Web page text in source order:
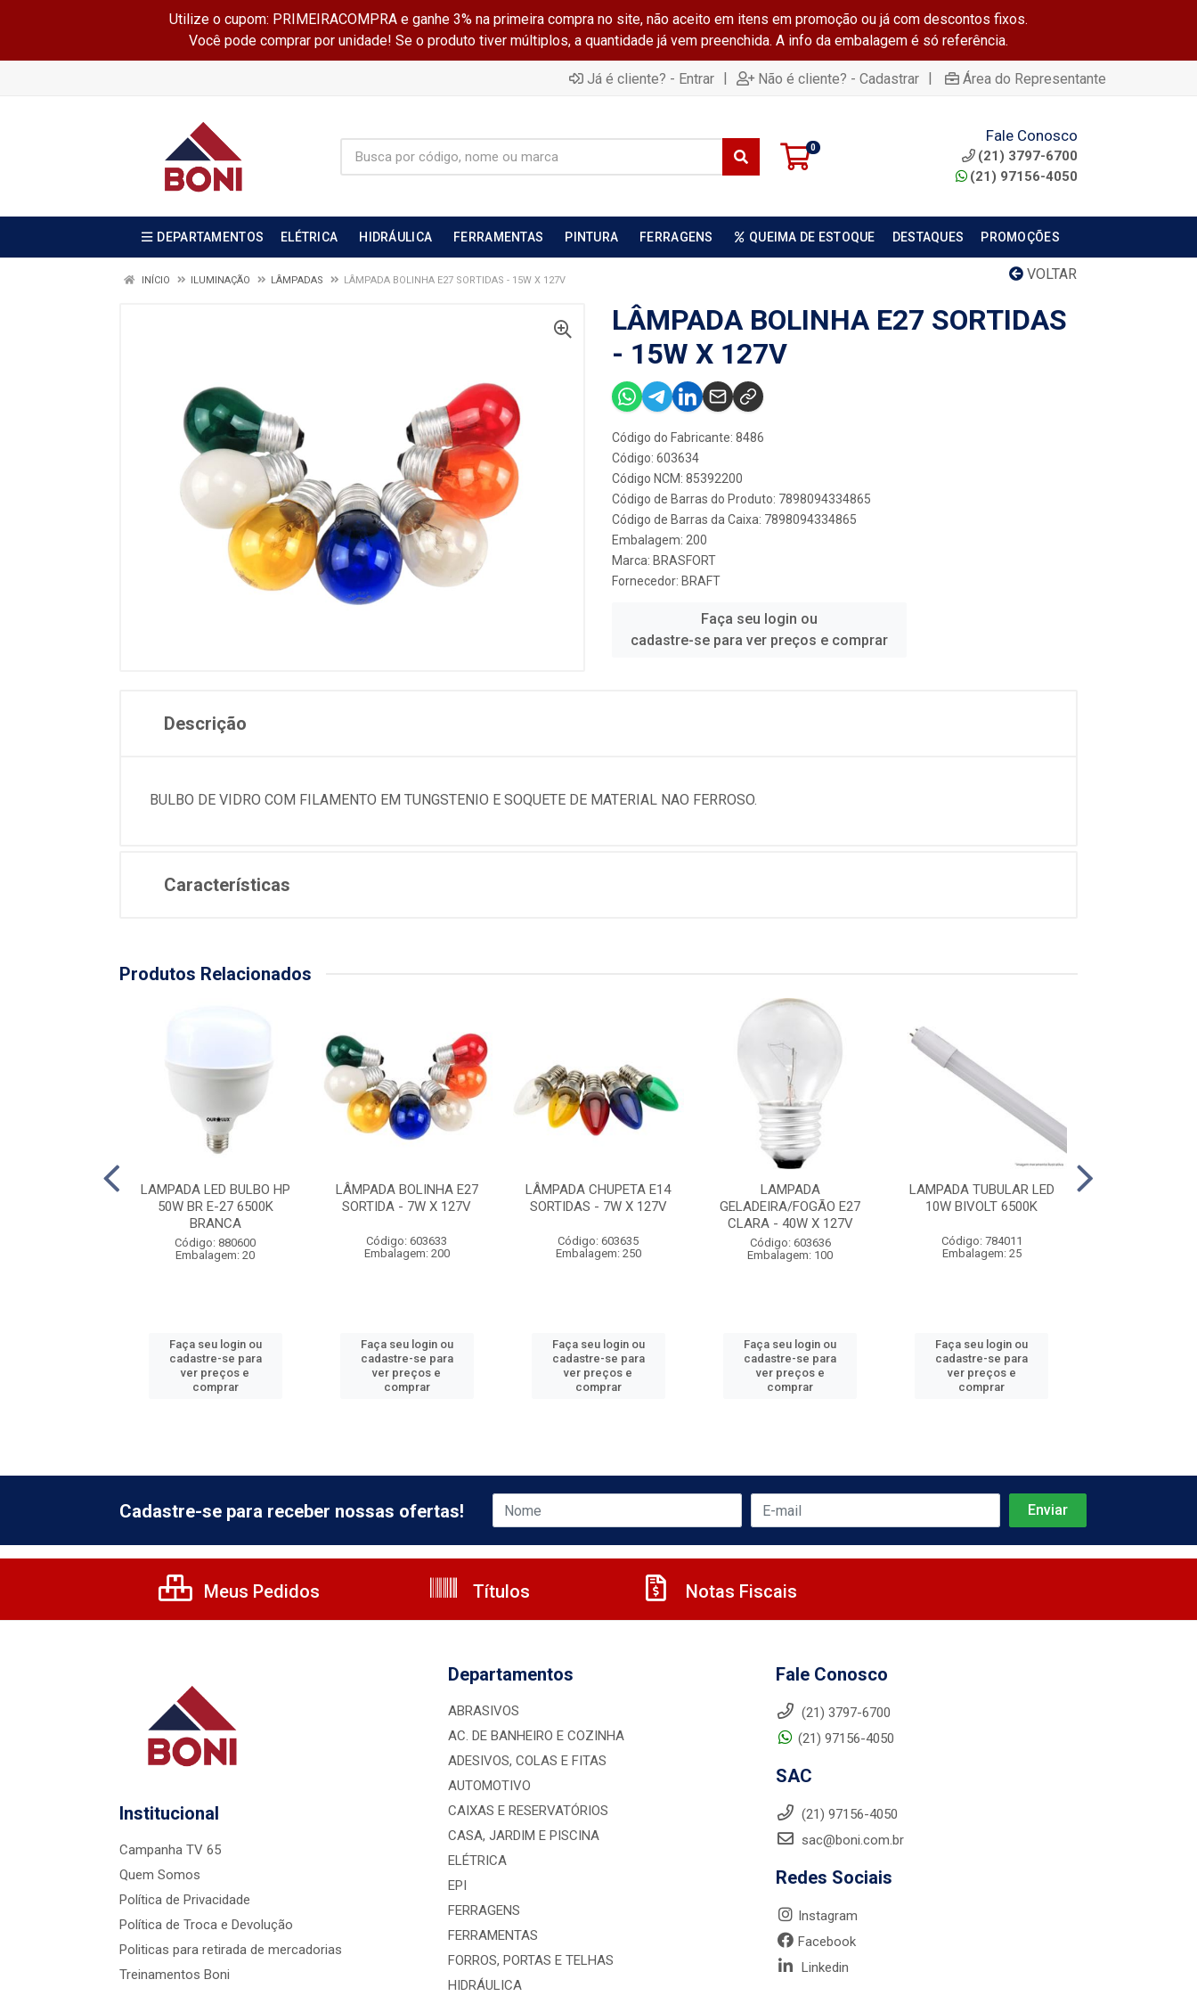
Utilize o cupom: PRIMEIRACOMPRA e ganhe 3% na primeira compra no site, não aceito em itens em promoção ou já com descontos fixos.
Você pode comprar por unidade! Se o produto tiver múltiplos, a quantidade já vem preenchida. A info da embalagem é só referência.
Já é cliente? - Entrar | Não é cliente? - Cadastrar | Área do Representante
0
Fale Conosco
(21) 3797-6700
(21) 97156-4050
DEPARTAMENTOS ELÉTRICA HIDRÁULICA FERRAMENTAS PINTURA FERRAGENS QUEIMA DE ESTOQUE DESTAQUES PROMOÇÕES
VOLTAR
INÍCIO ILUMINAÇÃO LÂMPADAS LÂMPADA BOLINHA E27 SORTIDAS - 15W X 127V
LÂMPADA BOLINHA E27 SORTIDAS
- 15W X 127V
Código do Fabricante: 8486
Código: 603634
Código NCM: 85392200
Código de Barras do Produto: 7898094334865
Código de Barras da Caixa: 7898094334865
Embalagem: 200
Marca: BRASFORT
Fornecedor: BRAFT
Faça seu login ou
cadastre-se para ver preços e comprar
Descrição
BULBO DE VIDRO COM FILAMENTO EM TUNGSTENIO E SOQUETE DE MATERIAL NAO FERROSO.
Características
Produtos Relacionados
LAMPADA LED BULBO HP
50W BR E-27 6500K
BRANCA
Código: 880600
Embalagem: 20
Faça seu login ou
cadastre-se para
ver preços e
comprar
LÂMPADA BOLINHA E27
SORTIDA - 7W X 127V
Código: 603633
Embalagem: 200
Faça seu login ou
cadastre-se para
ver preços e
comprar
LÂMPADA CHUPETA E14
SORTIDAS - 7W X 127V
Código: 603635
Embalagem: 250
Faça seu login ou
cadastre-se para
ver preços e
comprar
LAMPADA
GELADEIRA/FOGÃO E27
CLARA - 40W X 127V
Código: 603636
Embalagem: 100
Faça seu login ou
cadastre-se para
ver preços e
comprar
LAMPADA TUBULAR LED
10W BIVOLT 6500K
Código: 784011
Embalagem: 25
Faça seu login ou
cadastre-se para
ver preços e
comprar
Cadastre-se para receber nossas ofertas!
Meus Pedidos Títulos Notas Fiscais
Institucional
Campanha TV 65
Quem Somos
Política de Privacidade
Política de Troca e Devolução
Politicas para retirada de mercadorias
Treinamentos Boni
Departamentos
ABRASIVOS
AC. DE BANHEIRO E COZINHA
ADESIVOS, COLAS E FITAS
AUTOMOTIVO
CAIXAS E RESERVATÓRIOS
CASA, JARDIM E PISCINA
ELÉTRICA
EPI
FERRAGENS
FERRAMENTAS
FORROS, PORTAS E TELHAS
HIDRÁULICA
Fale Conosco
(21) 3797-6700
(21) 97156-4050
SAC
(21) 97156-4050
sac@boni.com.br
Redes Sociais
Instagram
Facebook
Linkedin